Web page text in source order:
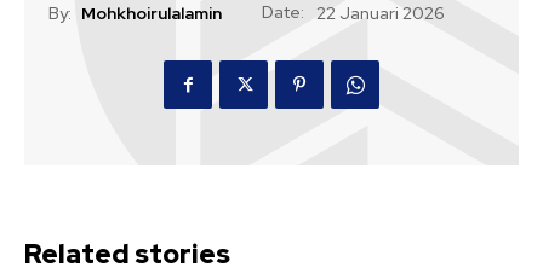
By: Mohkhoirulalamin Date: 22 Januari 2026
Related stories